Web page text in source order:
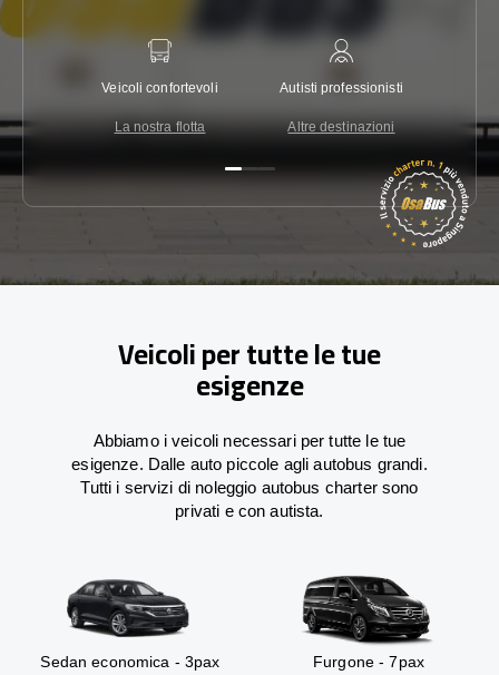
Veicoli confortevoli
La nostra flotta
Autisti professionisti
Altre destinazioni
Veicoli per tutte le tue
esigenze
Abbiamo i veicoli necessari per tutte le tue
esigenze. Dalle auto piccole agli autobus grandi.
Tutti i servizi di noleggio autobus charter sono
privati e con autista.
Sedan economica - 3pax Furgone - 7pax